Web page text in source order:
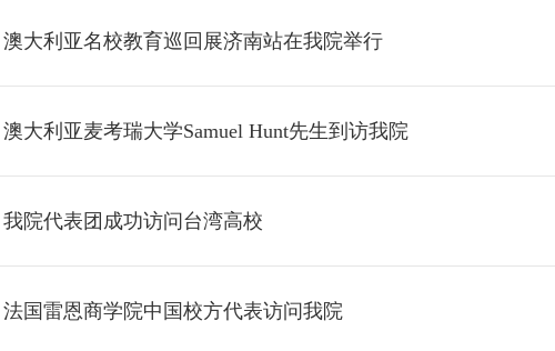
澳大利亚名校教育巡回展济南站在我院举行
澳大利亚麦考瑞大学Samuel Hunt先生到访我院
我院代表团成功访问台湾高校
法国雷恩商学院中国校方代表访问我院